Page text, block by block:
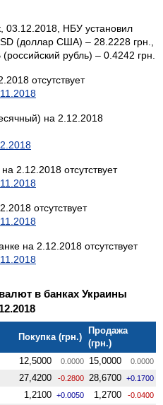
03.12.2018, НБУ установил
(доллар США) – 28.2228 грн.,
рубль) – 0.4242 грн.
отсутствует
на 2.12.2018
2.12.2018 отсутствует
отсутствует
на 2.12.2018 отсутствует
в банках Украины
Покупка (грн.)
Продажа
(грн.)
12,5000 0.0000 15,0000 0.0000
27,4200 -0.2800 28,6700 +0.1700
1,2100 +0.0050 1,2700 -0.0400